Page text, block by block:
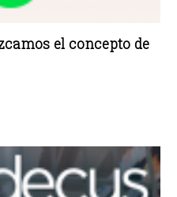
el concepto de